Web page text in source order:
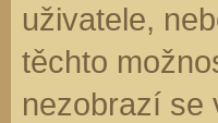
uživatele,
těchto
nezobrazí se